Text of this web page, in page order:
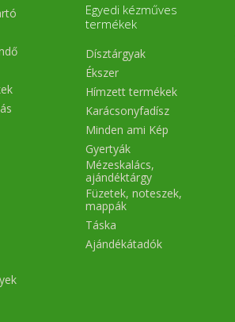
Egyedi kézműves
termékek
Dísztárgyak
Ékszer
Hímzett termékek
Karácsonyfadísz
Minden ami Kép
Gyertyák
Mézeskalács,
ajándéktárgy
Füzetek, noteszek,
mappák
Táska
Ajándékátadók